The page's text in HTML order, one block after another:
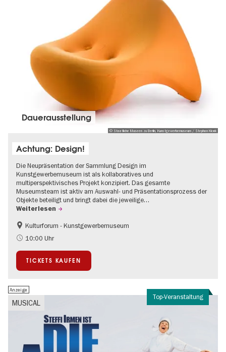
© Staatliche Museen zu Berlin, Kunstgewerbemuseum / Stephan Klonk
Dauer­aus­stel­lung
Achtung: Design!
Die Neupräsentation der Sammlung Design im
Kunstgewerbemuseum ist als kollaboratives und
multiperspektivisches Projekt konzipiert. Das gesamte
Museumsteam ist aktiv am Auswahl- und Präsentationsprozess der
Objekte beteiligt und bringt dabei die jeweilige…
Weiterlesen
Mode und Design
Kulturforum - Kunstgewerbemuseum
10:00 Uhr
TICKETS KAUFEN
Top-Veranstaltung
MUSICAL
Anzeige